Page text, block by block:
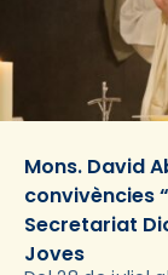
Mons. David
convivències
Secretariat
Joves